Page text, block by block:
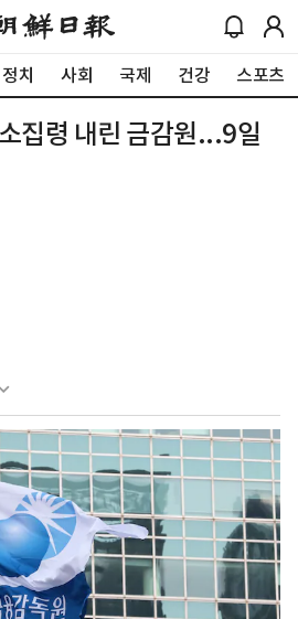
정치 사회 국제 건강 스포츠
집령 내린 금감원...9일